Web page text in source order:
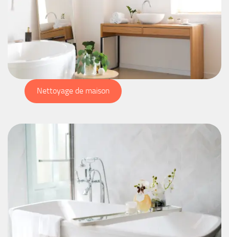
Nettoyage de maison